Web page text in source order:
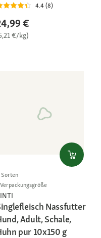
4.4 (8)
€
€/kg)
Nassfutter
Adult, Schale,
pur 10x150 g